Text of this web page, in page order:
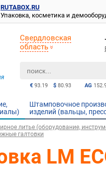
RUTABOX.RU
Упаковка, косметика и
AG
€ 93.19 $ 80.93
Свердловская
область
Штамповочное
изделий (вальцы,
литье (оборудование,
галтовки
LM